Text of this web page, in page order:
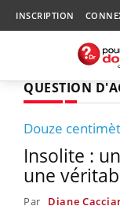
INSCRIPTION
QUESTION
Douze
Insolite :
une
Par Diane